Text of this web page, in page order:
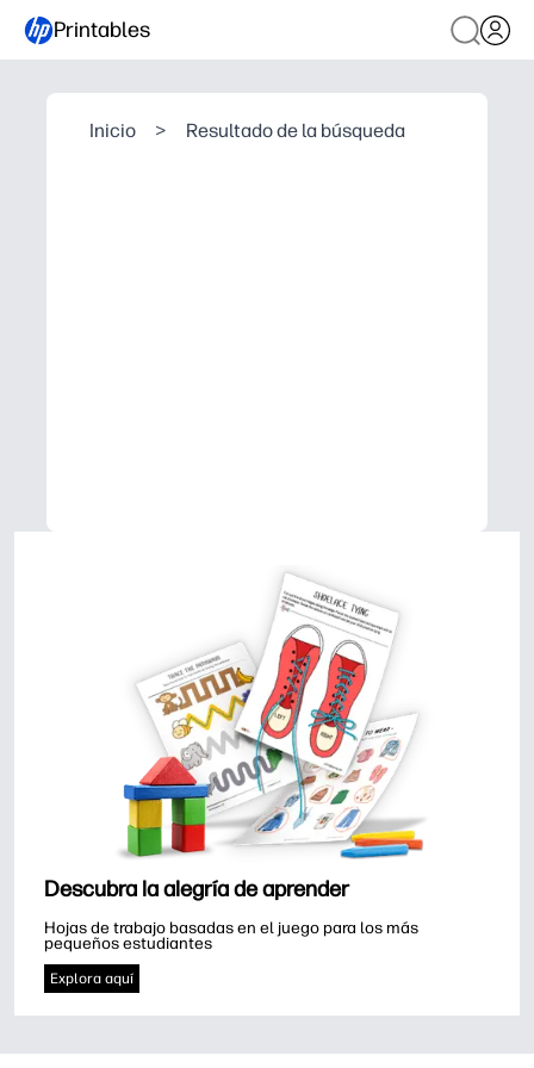
Printables
Inicio > Resultado de la búsqueda
Descubra la alegría de aprender
Hojas de trabajo basadas en el juego para los más
pequeños estudiantes
Explora aquí